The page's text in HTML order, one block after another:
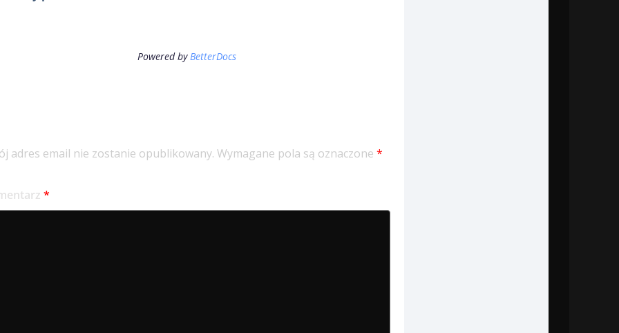
Powered by BetterDocs
adres email nie zostanie opublikowany. Wymagane pola są oznaczone*
*